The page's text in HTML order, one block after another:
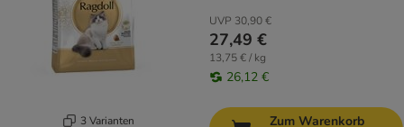
3 Varianten
UVP 30,90 €
27,49 €
13,75 € / kg
26,12 €
Zum Warenkorb